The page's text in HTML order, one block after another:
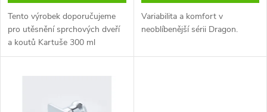
u
k
u
k
Tento výrobek doporučujeme
pro utěsnění sprchových dveří
a koutů Kartuše 300 ml
Variabilita a komfort v
neoblíbenější sérii Dragon.